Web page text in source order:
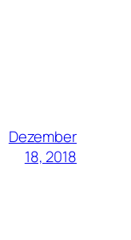
Dezember
18, 2018